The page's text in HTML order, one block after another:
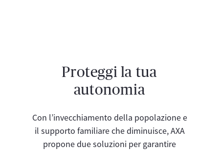
Proteggi la tua
autonomia
Con l’invecchiamento della popolazione e
il supporto familiare che diminuisce, AXA
propone due soluzioni per garantire